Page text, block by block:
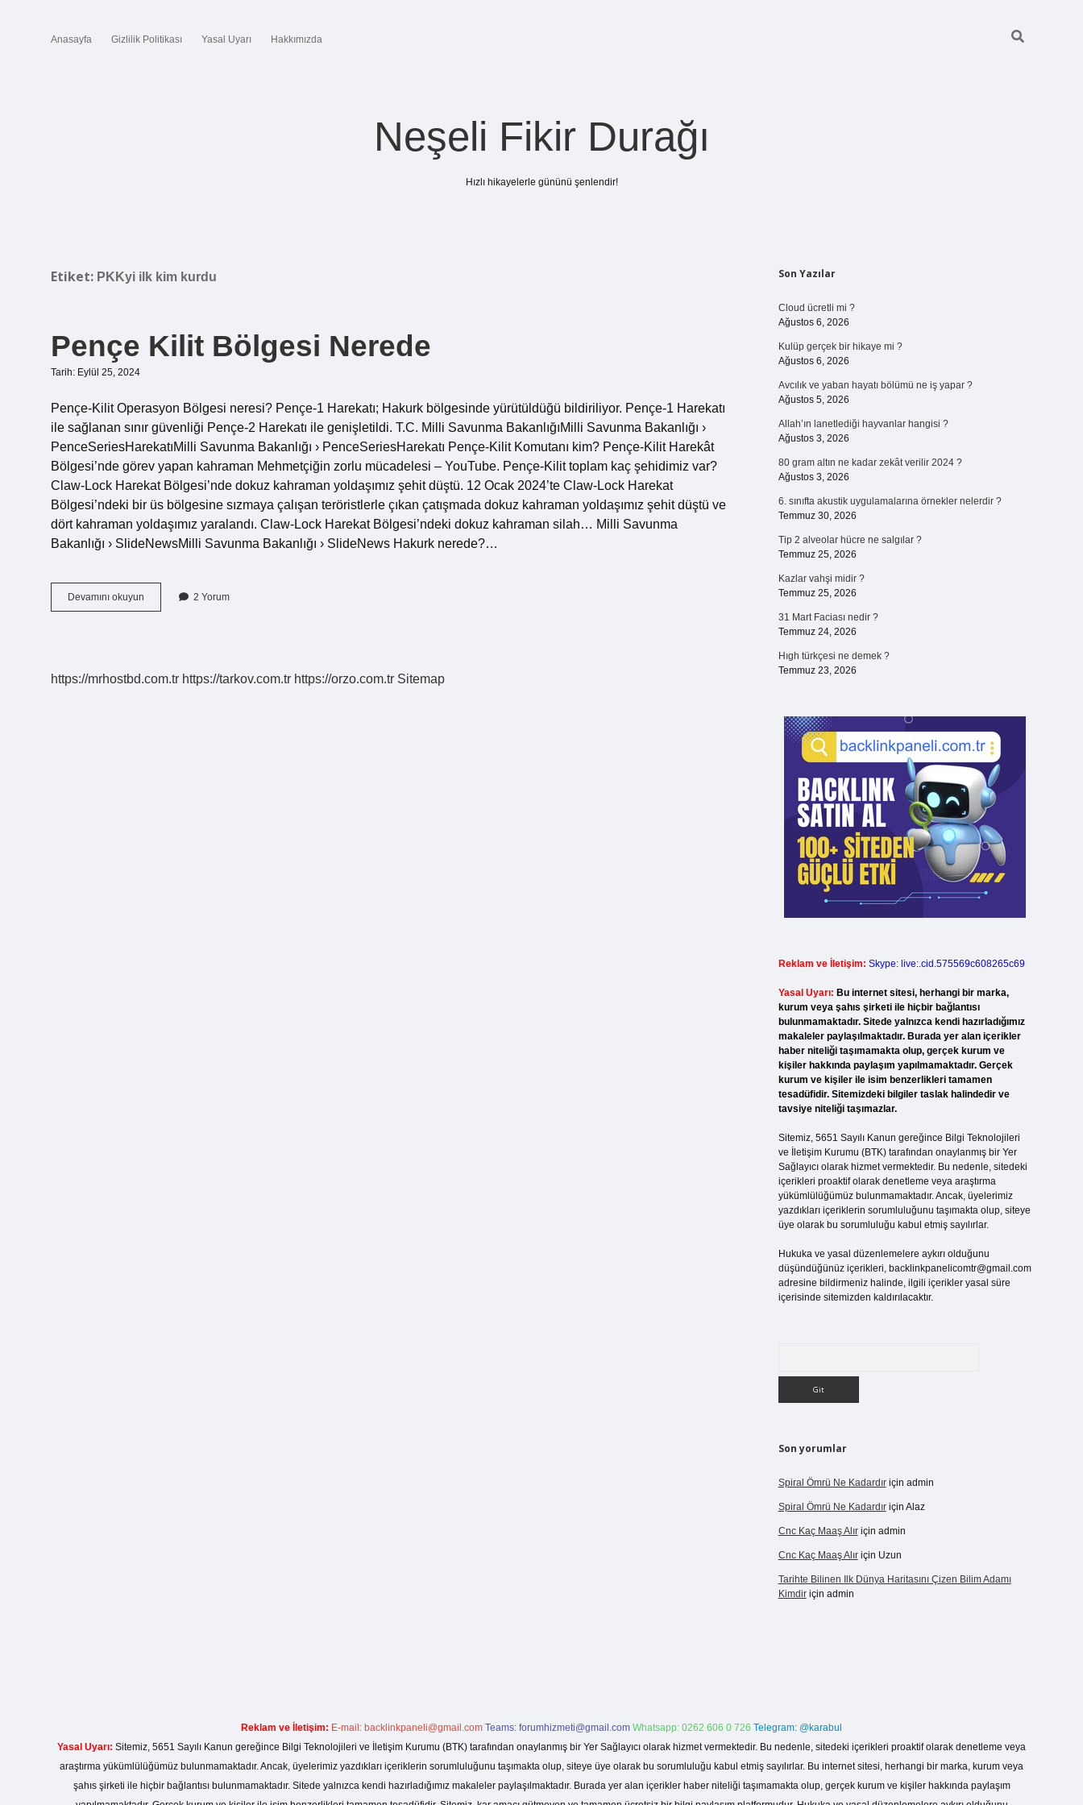
Anasayfa Gizlilik Politikası Yasal Uyarı Hakkımızda
Neşeli Fikir Durağı
Hızlı hikayelerle gününü şenlendir!
Etiket: PKKyi ilk kim kurdu
Pençe Kilit Bölgesi Nerede
Tarih: Eylül 25, 2024
Pençe-Kilit Operasyon Bölgesi neresi? Pençe-1 Harekatı; Hakurk bölgesinde yürütüldüğü bildiriliyor. Pençe-1 Harekatı
ile sağlanan sınır güvenliği Pençe-2 Harekatı ile genişletildi. T.C. Milli Savunma BakanlığıMilli Savunma Bakanlığı ›
PenceSeriesHarekatıMilli Savunma Bakanlığı › PenceSeriesHarekatı Pençe-Kilit Komutanı kim? Pençe-Kilit Harekât
Bölgesi’nde görev yapan kahraman Mehmetçiğin zorlu mücadelesi – YouTube. Pençe-Kilit toplam kaç şehidimiz var?
Claw-Lock Harekat Bölgesi’nde dokuz kahraman yoldaşımız şehit düştü. 12 Ocak 2024’te Claw-Lock Harekat
Bölgesi’ndeki bir üs bölgesine sızmaya çalışan teröristlerle çıkan çatışmada dokuz kahraman yoldaşımız şehit düştü ve
dört kahraman yoldaşımız yaralandı. Claw-Lock Harekat Bölgesi’ndeki dokuz kahraman silah… Milli Savunma
Bakanlığı › SlideNewsMilli Savunma Bakanlığı › SlideNews Hakurk nerede?…
Devamını okuyun
Kilit
2 Yorum
https://mrhostbd.com.tr https://tarkov.com.tr https://orzo.com.tr Sitemap
Sidebar
Son Yazılar
Cloud ücretli mi ?
Ağustos 6, 2026
Kulüp gerçek bir hikaye mi ?
Ağustos 6, 2026
Avcılık ve yaban hayatı bölümü ne iş yapar ?
Ağustos 5, 2026
Allah’ın lanetlediği hayvanlar hangisi ?
Ağustos 3, 2026
80 gram altın ne kadar zekât verilir 2024 ?
Ağustos 3, 2026
6. sınıfta akustik uygulamalarına örnekler nelerdir ?
Temmuz 30, 2026
Tip 2 alveolar hücre ne salgılar ?
Temmuz 25, 2026
Kazlar vahşi midir ?
Temmuz 25, 2026
31 Mart Faciası nedir ?
Temmuz 24, 2026
Hıgh türkçesi ne demek ?
Temmuz 23, 2026
Reklam ve İletişim: Skype: live:.cid.575569c608265c69
Yasal Uyarı: Bu internet sitesi, herhangi bir marka,
kurum veya şahıs şirketi ile hiçbir bağlantısı
bulunmamaktadır. Sitede yalnızca kendi hazırladığımız
makaleler paylaşılmaktadır. Burada yer alan içerikler
haber niteliği taşımamakta olup, gerçek kurum ve
kişiler hakkında paylaşım yapılmamaktadır. Gerçek
kurum ve kişiler ile isim benzerlikleri tamamen
tesadüfidir. Sitemizdeki bilgiler taslak halindedir ve
tavsiye niteliği taşımazlar.
Sitemiz, 5651 Sayılı Kanun gereğince Bilgi Teknolojileri
ve İletişim Kurumu (BTK) tarafından onaylanmış bir Yer
Sağlayıcı olarak hizmet vermektedir. Bu nedenle, sitedeki
içerikleri proaktif olarak denetleme veya araştırma
yükümlülüğümüz bulunmamaktadır. Ancak, üyelerimiz
yazdıkları içeriklerin sorumluluğunu taşımakta olup, siteye
üye olarak bu sorumluluğu kabul etmiş sayılırlar.
Hukuka ve yasal düzenlemelere aykırı olduğunu
düşündüğünüz içerikleri, backlinkpanelicomtr@gmail.com
adresine bildirmeniz halinde, ilgili içerikler yasal süre
içerisinde sitemizden kaldırılacaktır.
Son yorumlar
Spiral Ömrü Ne Kadardıriçin admin
Spiral Ömrü Ne Kadardıriçin Alaz
Cnc Kaç Maaş Alıriçin admin
Cnc Kaç Maaş Alıriçin Uzun
Tarihte Bilinen Ilk Dünya Haritasını Çizen Bilim Adamı
Kimdiriçin admin
Reklam ve İletişim: E-mail: backlinkpaneli@gmail.com Teams: forumhizmeti@gmail.com Whatsapp: 0262 606 0 726 Telegram: @karabul
Yasal Uyarı: Sitemiz, 5651 Sayılı Kanun gereğince Bilgi Teknolojileri ve İletişim Kurumu (BTK) tarafından onaylanmış bir Yer Sağlayıcı olarak hizmet vermektedir. Bu nedenle, sitedeki içerikleri proaktif olarak denetleme veya
araştırma yükümlülüğümüz bulunmamaktadır. Ancak, üyelerimiz yazdıkları içeriklerin sorumluluğunu taşımakta olup, siteye üye olarak bu sorumluluğu kabul etmiş sayılırlar. Bu internet sitesi, herhangi bir marka, kurum veya
şahıs şirketi ile hiçbir bağlantısı bulunmamaktadır. Sitede yalnızca kendi hazırladığımız makaleler paylaşılmaktadır. Burada yer alan içerikler haber niteliği taşımamakta olup, gerçek kurum ve kişiler hakkında paylaşım